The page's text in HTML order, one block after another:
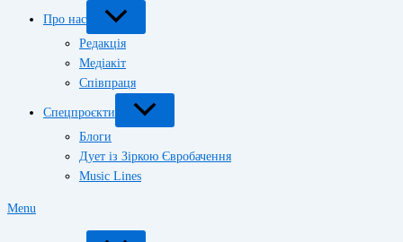
Про нас
Редакція
Медіакіт
Співпраця
Спецпроєкти
Блоги
Дует із Зіркою Євробачення
Music Lines
Menu